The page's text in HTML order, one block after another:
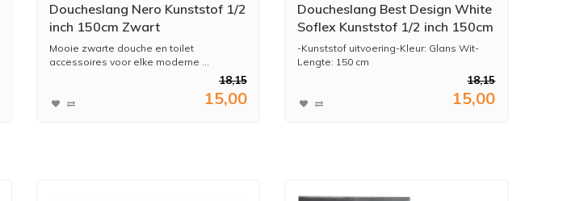
Doucheslang Nero Kunststof 1/2
inch 150cm Zwart
Mooie zwarte douche en toilet
accessoires voor elke moderne ...
18,15
15,00
Doucheslang Best Design White
Soflex Kunststof 1/2 inch 150cm
Glans Wit
-Kunststof uitvoering-Kleur: Glans Wit-
Lengte: 150 cm
18,15
15,00